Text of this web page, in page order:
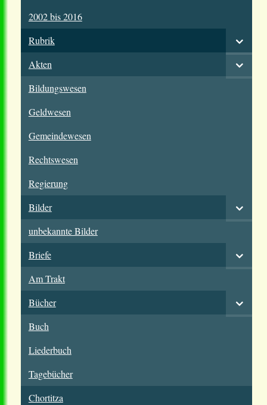
2002 bis 2016
Rubrik
Akten
Bildungswesen
Geldwesen
Gemeindewesen
Rechtswesen
Regierung
Bilder
unbekannte Bilder
Briefe
Am Trakt
Bücher
Buch
Liederbuch
Tagebücher
Chortitza